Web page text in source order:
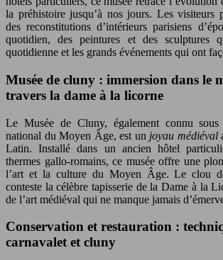
la préhistoire jusqu’à nos jours. Les visiteurs
des reconstitutions d’intérieurs parisiens
quotidien, des peintures et des sculptures
quotidienne et les grands événements qui ont
Musée de cluny : immersion dans le
travers la dame à la licorne
Le Musée de Cluny, également connu
national du Moyen Âge, est un joyau médiéval
Latin. Installé dans un ancien hôtel
thermes gallo-romains, ce musée offre une
l’art et la culture du Moyen Âge. Le clou
conteste la célèbre tapisserie de la Dame à la
de l’art médiéval qui ne manque jamais
Conservation et restauration :
carnavalet et cluny